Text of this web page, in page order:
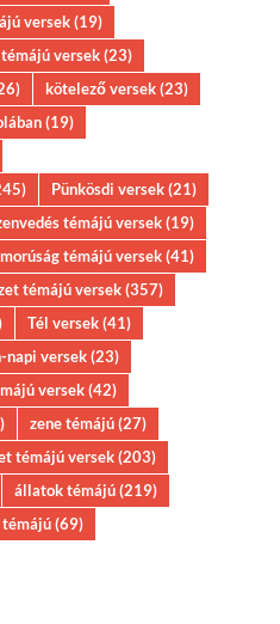
versek(19)
versek(23)
kötelező versek(23)
(19)
Pünkösdi versek(21)
témájú versek(19)
témájú versek(41)
témájú versek(357)
Tél versek(41)
napi versek(23)
versek(42)
zene témájú(27)
témájú versek(203)
állatok témájú(219)
(69)